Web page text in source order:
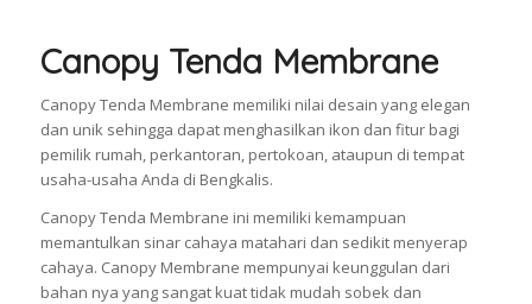
Canopy Tenda Membrane
Canopy Tenda Membrane memiliki nilai desain yang elegan
dan unik sehingga dapat menghasilkan ikon dan fitur bagi
pemilik rumah, perkantoran, pertokoan, ataupun di tempat
usaha-usaha Anda di Bengkalis.
Canopy Tenda Membrane ini memiliki kemampuan
memantulkan sinar cahaya matahari dan sedikit menyerap
cahaya. Canopy Membrane mempunyai keunggulan dari
bahan nya yang sangat kuat tidak mudah sobek dan